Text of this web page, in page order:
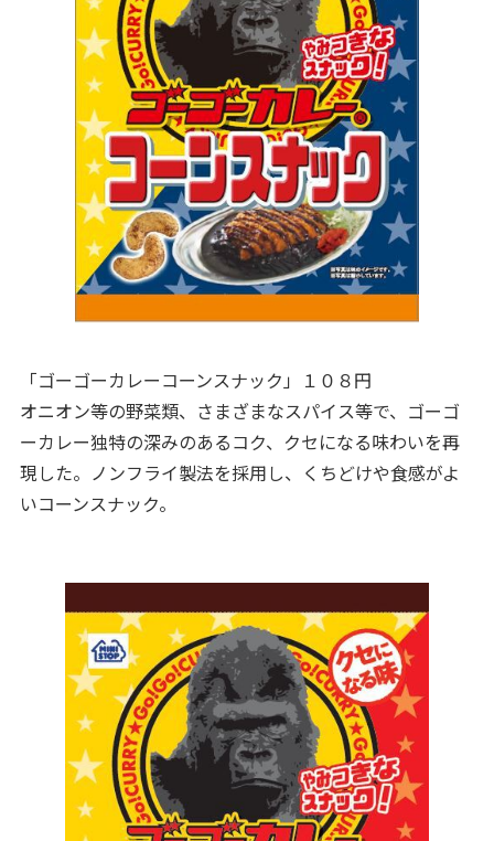
「ゴーゴーカレーコーンスナック」１０８円
オニオン等の野菜類、さまざまなスパイス等で、ゴーゴ
ーカレー独特の深みのあるコク、クセになる味わいを再
現した。ノンフライ製法を採用し、くちどけや食感がよ
いコーンスナック。